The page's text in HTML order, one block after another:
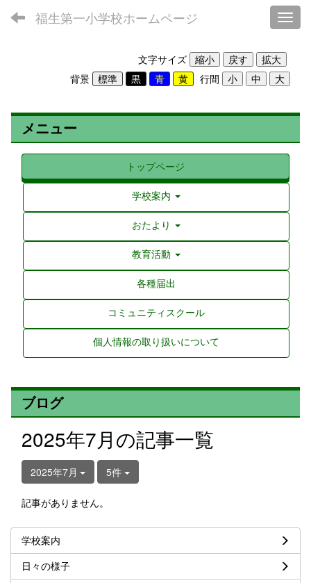
福生第一小学校ホームページ
文字サイズ
背景
行間
メニュー
トップページ
学校案内
おたより
教育活動
各種届出
コミュニティスクール
個人情報の取り扱いについて
ブログ
2025年7月の記事一覧
2025年7月 5件
記事がありません。
学校案内
日々の様子